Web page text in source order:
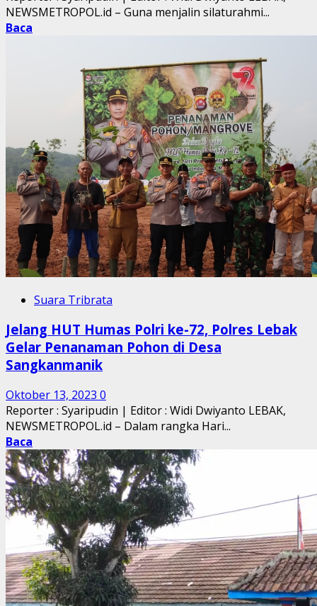
NEWSMETROPOL.id – Guna menjalin silaturahmi...
Baca
Suara Tribrata
Jelang HUT Humas Polri ke-72, Polres Lebak
Gelar Penanaman Pohon di Desa
Sangkanmanik
Oktober 13, 2023 0
Reporter : Syaripudin | Editor : Widi Dwiyanto LEBAK,
NEWSMETROPOL.id – Dalam rangka Hari...
Baca